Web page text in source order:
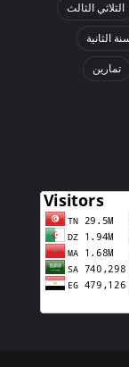
الثلاثي الثالث
الثانية
تمارين